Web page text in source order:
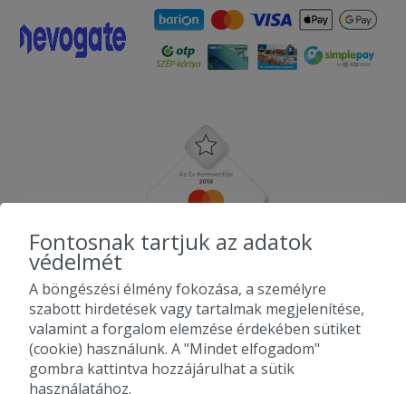
Fontosnak tartjuk az adatok
védelmét
A böngészési élmény fokozása, a személyre
szabott hirdetések vagy tartalmak megjelenítése,
valamint a forgalom elemzése érdekében sütiket
(cookie) használunk. A "Mindet elfogadom"
gombra kattintva hozzájárulhat a sütik
használatához.